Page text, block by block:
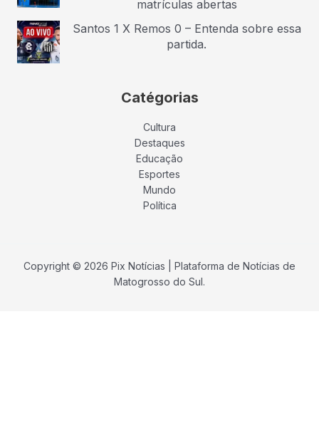
matrículas abertas
Santos 1 X Remos 0 – Entenda sobre essa
partida.
Catégorias
Cultura
Destaques
Educação
Esportes
Mundo
Política
Copyright © 2026 Pix Notícias | Plataforma de Notícias de
Matogrosso do Sul.